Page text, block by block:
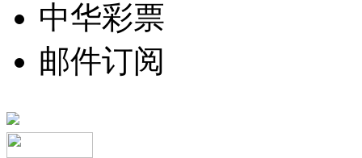
中华彩票
邮件订阅